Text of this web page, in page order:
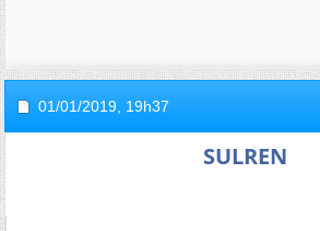
01/01/2019, 19h37
SULREN